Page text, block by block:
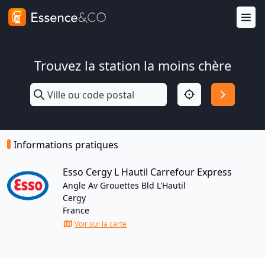
Trouvez la station la moins chère
Informations pratiques
Esso Cergy L Hautil Carrefour Express
Angle Av Grouettes Bld L'Hautil
Cergy
France
Voir sur la carte